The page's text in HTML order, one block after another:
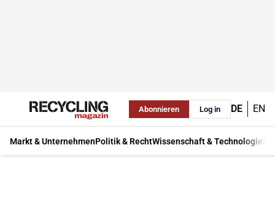
Abonnieren Log in DE EN
Markt & UnternehmenPolitik & RechtWissenschaft & Technologie